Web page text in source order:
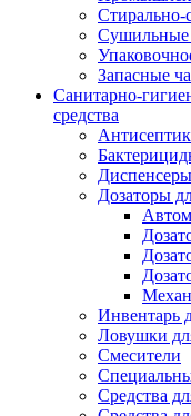
Запасные
Санитарно-
средства
Диспенсеры
Дозаторы
Инвентарь
Ловушки
Смесители
Средства